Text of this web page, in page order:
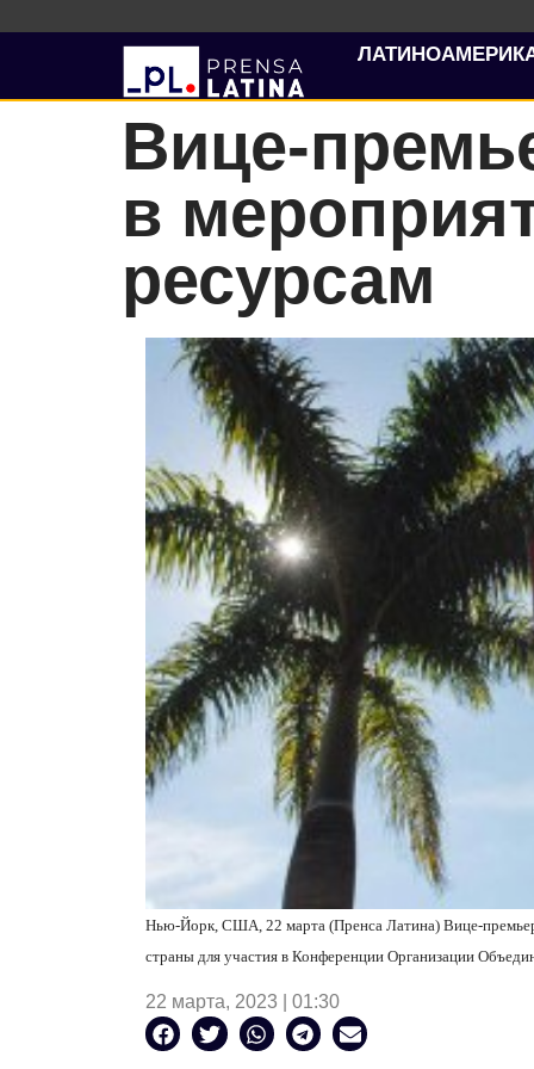
Вице-
в
ресурсам
Нью-Йорк, США, 22 марта (Пренса Латина) Вице-
страны для участия в Конференции Организации
22 марта, 2023 | 01:30